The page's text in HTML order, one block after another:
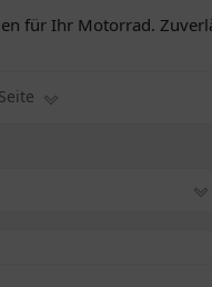
für Ihr Motorrad.